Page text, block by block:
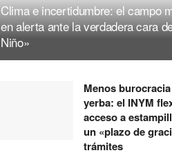
Clima e incertidumbre: el campo
en alerta ante la verdadera cara
Niño»
Menos
yerba: el INYM
acceso a
un «plazo de
trámites